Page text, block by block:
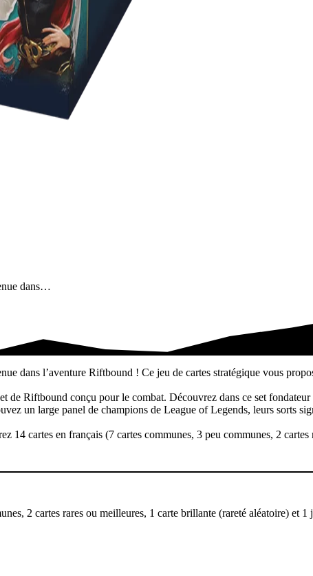
dans…
dans l’aventure Riftbound ! Ce jeu de cartes stratégique vous
Riftbound conçu pour le combat. Découvrez dans ce set
un large panel de champions de League of Legends, leurs sorts
14 cartes en français (7 cartes communes, 3 peu communes, 2
2 cartes rares ou meilleures, 1 carte brillante (rareté aléatoire) et